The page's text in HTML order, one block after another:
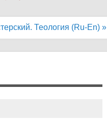
Теология (Ru-En) »